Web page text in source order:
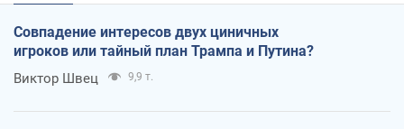
Совпадение интересов двух циничных
игроков или тайный план Трампа и Путина?
Виктор Швец 9,9 т.